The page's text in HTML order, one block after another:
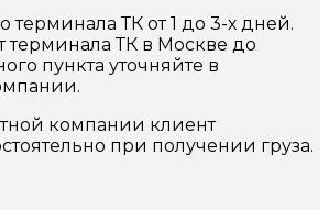
терминала ТК от 1 до 3-х дней.
терминала ТК в Москве до
пункта уточняйте в
компании клиент
при получении груза.